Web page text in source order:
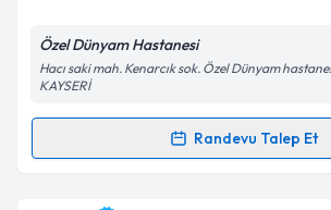
Kişisel verilerimin işlenmesine
'ni okudum ve kişisel
kapsamda işlenmesini kabul
Özel Dünyam Hastanesi
Hacı saki mah. Kenarcık sok. Özel Dünyam
KAYSERİ
Randevu Talep Et
Randevu Takvimi Talebi